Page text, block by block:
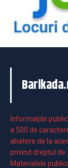
Informaţiile
a 500 de
abatere de la
privind dreptul de
Materialele